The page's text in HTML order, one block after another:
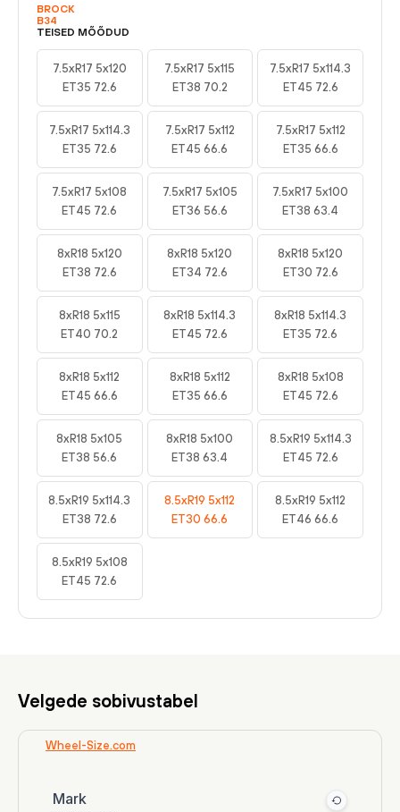
BROCK
B34
TEISED MÕÕDUD
7.5xR17 5x120
ET35 72.6
7.5xR17 5x115
ET38 70.2
7.5xR17 5x114.3
ET45 72.6
7.5xR17 5x114.3
ET35 72.6
7.5xR17 5x112
ET45 66.6
7.5xR17 5x112
ET35 66.6
7.5xR17 5x108
ET45 72.6
7.5xR17 5x105
ET36 56.6
7.5xR17 5x100
ET38 63.4
8xR18 5x120
ET38 72.6
8xR18 5x120
ET34 72.6
8xR18 5x120
ET30 72.6
8xR18 5x115
ET40 70.2
8xR18 5x114.3
ET45 72.6
8xR18 5x114.3
ET35 72.6
8xR18 5x112
ET45 66.6
8xR18 5x112
ET35 66.6
8xR18 5x108
ET45 72.6
8xR18 5x105
ET38 56.6
8xR18 5x100
ET38 63.4
8.5xR19 5x114.3
ET45 72.6
8.5xR19 5x114.3
ET38 72.6
8.5xR19 5x112
ET30 66.6
8.5xR19 5x112
ET46 66.6
8.5xR19 5x108
ET45 72.6
Velgede sobivustabel
Wheel-Size.com